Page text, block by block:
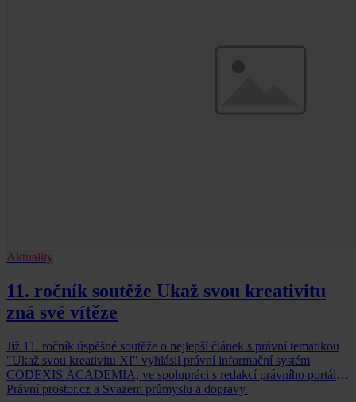
Aktuality
11. ročník soutěže Ukaž svou kreativitu
zná své vítěze
Již 11. ročník úspěšné soutěže o nejlepší článek s právní tematikou
"Ukaž svou kreativitu XI" vyhlásil právní informační systém
CODEXIS ACADEMIA, ve spolupráci s redakcí právního portálu
Právní prostor.cz a Svazem průmyslu a dopravy.